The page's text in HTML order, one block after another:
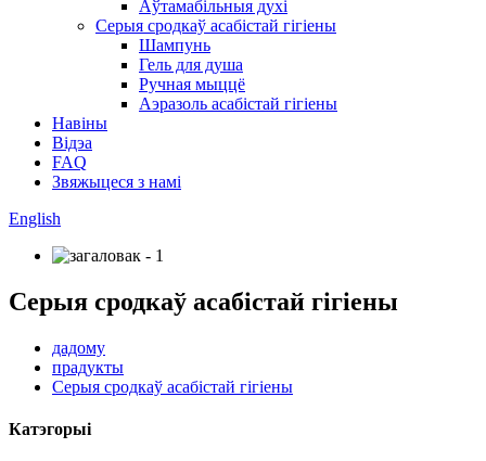
Аўтамабільныя духі
Серыя сродкаў асабістай гігіены
Шампунь
Гель для душа
Ручная мыццё
Аэразоль асабістай гігіены
Навіны
Відэа
FAQ
Звяжыцеся з намі
English
Серыя сродкаў асабістай гігіены
дадому
прадукты
Серыя сродкаў асабістай гігіены
Катэгорыі